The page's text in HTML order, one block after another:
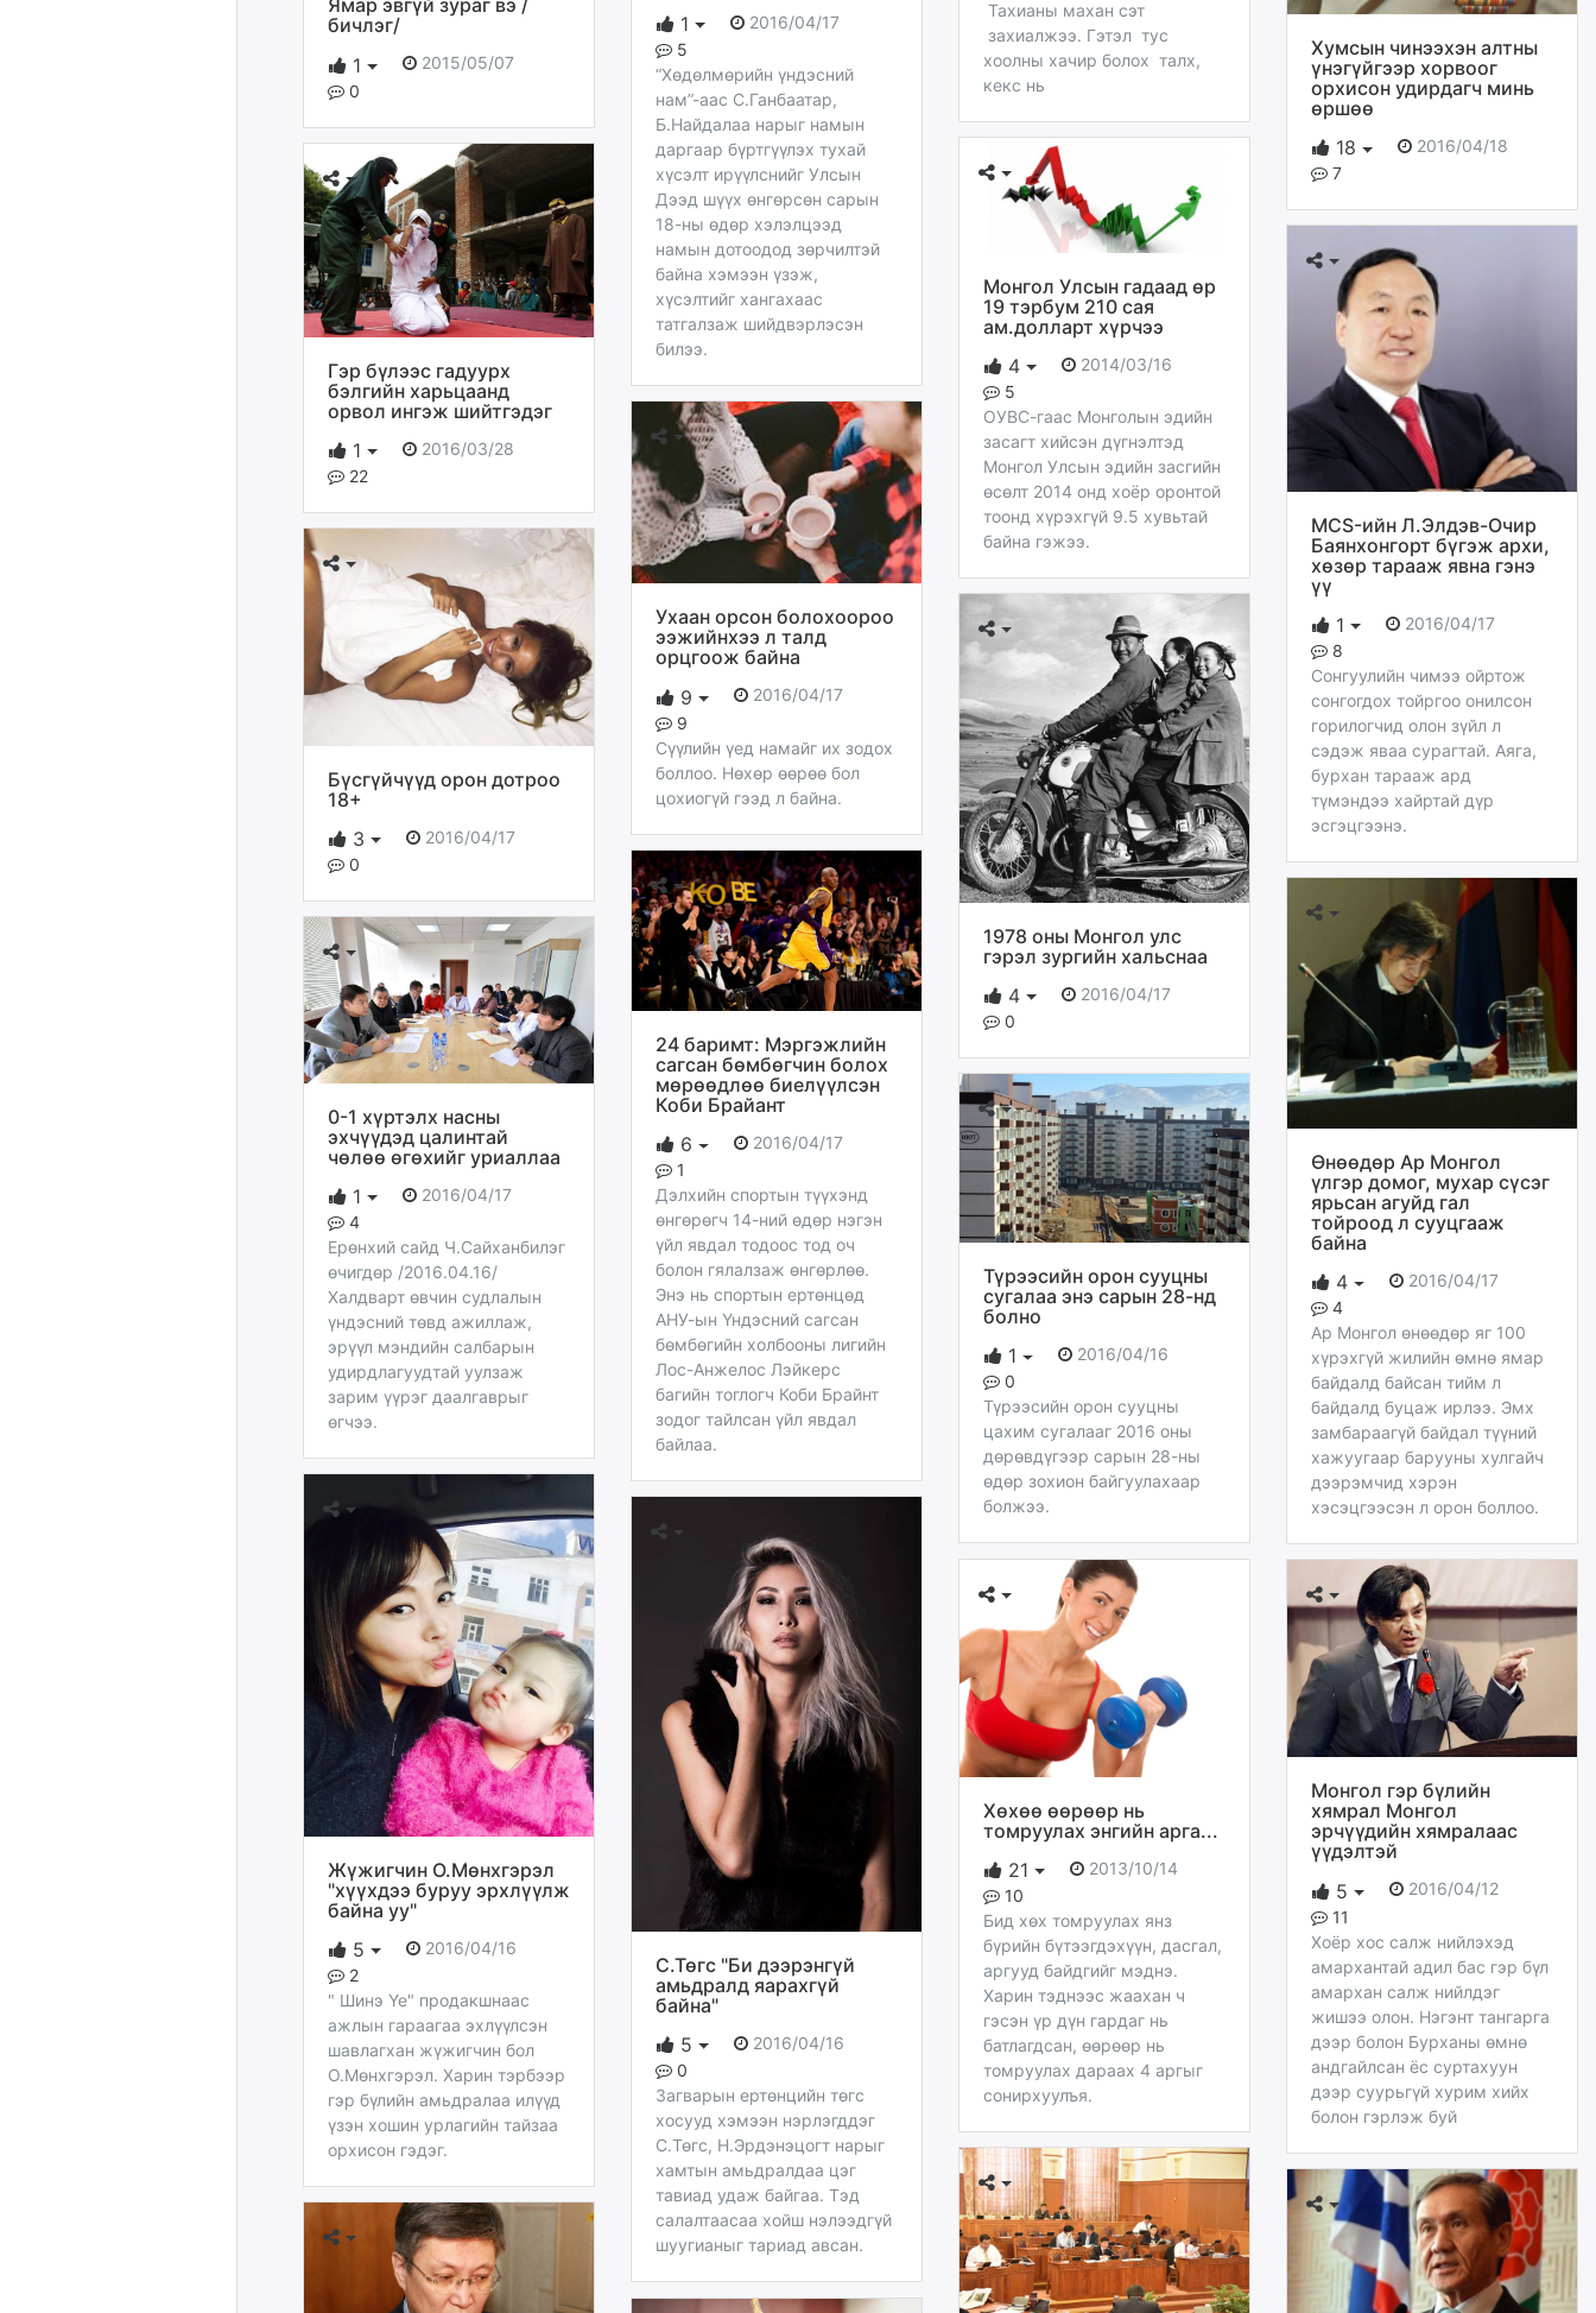
Тахианы махан сэт
захиалжээ. Гэтэл тус
хоолны хачир болох талх,
кекс нь
Ямар эвгүй зураг вэ /
бичлэг/
1
2015/05/07
0
Хумсын чинээхэн алтны
үнэгүйгээр хорвоог
орхисон удирдагч минь
өршөө
18
2016/04/18
7
1
2016/04/17
5
“Хөдөлмөрийн үндэсний
нам”-аас С.Ганбаатар,
Б.Найдалаа нарыг намын
даргаар бүртгүүлэх тухай
хүсэлт ирүүлснийг Улсын
Дээд шүүх өнгөрсөн сарын
18-ны өдөр хэлэлцээд
намын дотоодод зөрчилтэй
байна хэмээн үзэж,
хүсэлтийг хангахаас
татгалзаж шийдвэрлэсэн
билээ.
Монгол Улсын гадаад өр
19 тэрбум 210 сая
ам.долларт хүрчээ
4
2014/03/16
5
ОУВС-гаас Монголын эдийн
засагт хийсэн дүгнэлтэд
Монгол Улсын эдийн засгийн
өсөлт 2014 онд хоёр оронтой
тоонд хүрэхгүй 9.5 хувьтай
байна гэжээ.
Гэр бүлээс гадуурх
бэлгийн харьцаанд
орвол ингэж шийтгэдэг
1
2016/03/28
22
MCS-ийн Л.Элдэв-Очир
Баянхонгорт бүгэж архи,
хөзөр тарааж явна гэнэ
үү
1
2016/04/17
8
Сонгуулийн чимээ ойртож
сонгогдох тойргоо онилсон
горилогчид олон зүйл л
сэдэж яваа сурагтай. Аяга,
бурхан тарааж ард
түмэндээ хайртай дүр
эсгэцгээнэ.
Ухаан орсон болохоороо
ээжийнхээ л талд
орцгоож байна
9
2016/04/17
9
Сүүлийн үед намайг их зодох
боллоо. Нөхөр өөрөө бол
цохиогүй гээд л байна.
Бүсгүйчүүд орон дотроо
18+
3
2016/04/17
0
1978 оны Монгол улс
гэрэл зургийн хальснаа
4
2016/04/17
0
24 баримт: Мэргэжлийн
сагсан бөмбөгчин болох
мөрөөдлөө биелүүлсэн
Коби Брайант
6
2016/04/17
1
Дэлхийн спортын түүхэнд
өнгөрөгч 14-ний өдөр нэгэн
үйл явдал тодоос тод оч
болон гялалзаж өнгөрлөө.
Энэ нь спортын ертөнцөд
АНУ-ын Үндэсний сагсан
бөмбөгийн холбооны лигийн
Лос-Анжелос Лэйкерс
багийн тоглогч Коби Брайнт
зодог тайлсан үйл явдал
байлаа.
Өнөөдөр Ар Монгол
үлгэр домог, мухар сүсэг
ярьсан агуйд гал
тойроод л сууцгааж
байна
4
2016/04/17
4
Ар Монгол өнөөдөр яг 100
хүрэхгүй жилийн өмнө ямар
байдалд байсан тийм л
байдалд буцаж ирлээ. Эмх
замбараагүй байдал түүний
хажуугаар барууны хулгайч
дээрэмчид хэрэн
хэсэцгээсэн л орон боллоо.
0-1 хүртэлх насны
эхчүүдэд цалинтай
чөлөө өгөхийг уриаллаа
1
2016/04/17
4
Ерөнхий сайд Ч.Сайханбилэг
өчигдөр /2016.04.16/
Халдварт өвчин судлалын
үндэсний төвд ажиллаж,
эрүүл мэндийн салбарын
удирдлагуудтай уулзаж
зарим үүрэг даалгаврыг
өгчээ.
Түрээсийн орон сууцны
сугалаа энэ сарын 28-нд
болно
1
2016/04/16
0
Түрээсийн орон сууцны
цахим сугалааг 2016 оны
дөрөвдүгээр сарын 28-ны
өдөр зохион байгуулахаар
болжээ.
Жүжигчин О.Мөнхгэрэл
"хүүхдээ буруу эрхлүүлж
байна уу"
5
2016/04/16
2
" Шинэ Үе" продакшнаас
ажлын гараагаа эхлүүлсэн
шавлагхан жүжигчин бол
О.Мөнхгэрэл. Харин тэрбээр
гэр бүлийн амьдралаа илүүд
үзэн хошин урлагийн тайзаа
орхисон гэдэг.
С.Төгс "Би дээрэнгүй
амьдралд яарахгүй
байна"
5
2016/04/16
0
Загварын ертөнцийн төгс
хосууд хэмээн нэрлэгддэг
С.Төгс, Н.Эрдэнэцогт нарыг
хамтын амьдралдаа цэг
тавиад удаж байгаа. Тэд
салалтаасаа хойш нэлээдгүй
шуугианыг тариад авсан.
Хөхөө өөрөөр нь
томруулах энгийн арга...
21
2013/10/14
10
Бид хөх томруулах янз
бүрийн бүтээгдэхүүн, дасгал,
аргууд байдгийг мэднэ.
Харин тэднээс жаахан ч
гэсэн үр дүн гардаг нь
батлагдсан, өөрөөр нь
томруулах дараах 4 аргыг
сонирхуулъя.
Монгол гэр бүлийн
хямрал Монгол
эрчүүдийн хямралаас
үүдэлтэй
5
2016/04/12
11
Хоёр хос салж нийлэхэд
амархантай адил бас гэр бүл
амархан салж нийлдэг
жишээ олон. Нэгэнт тангарга
дээр болон Бурханы өмнө
андгайлсан ёс суртахуун
дээр суурьгүй хурим хийх
болон гэрлэж буй